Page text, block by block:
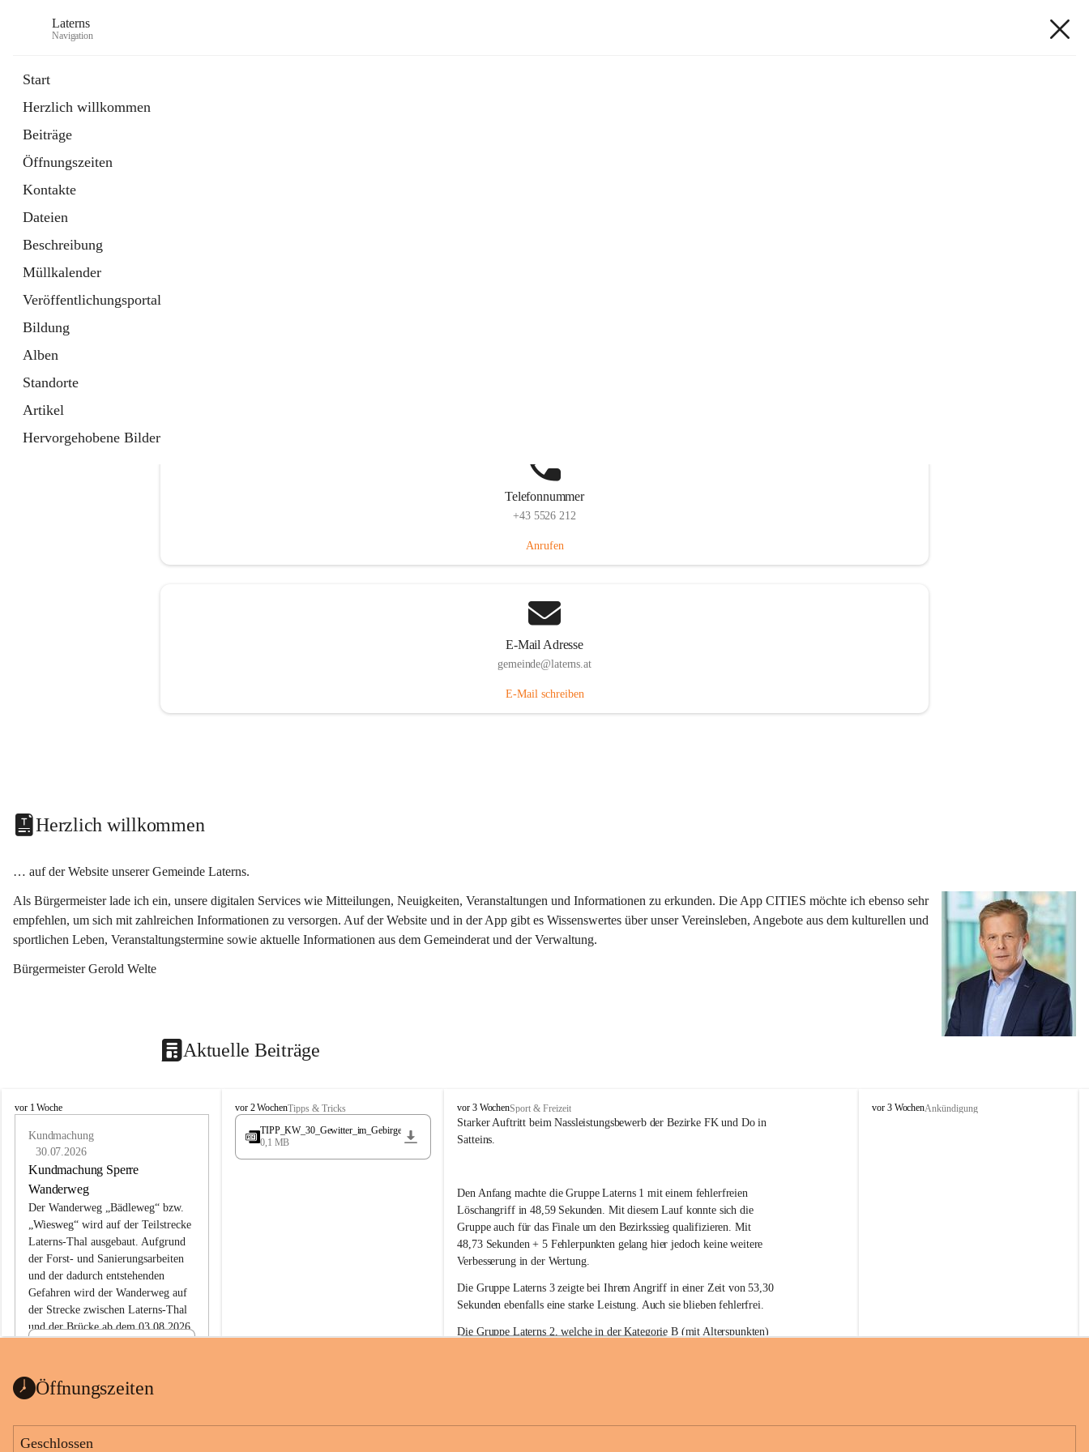
Laterns
Navigation
Start
Herzlich willkommen
Beiträge
Öffnungszeiten
Kontakte
Dateien
Beschreibung
Müllkalender
Veröffentlichungsportal
Bildung
Alben
Standorte
Artikel
Hervorgehobene Bilder
Telefonnummer
+43 5526 212
Anrufen
E-Mail Adresse
gemeinde@laterns.at
E-Mail schreiben
Herzlich willkommen
… auf der Website unserer Gemeinde Laterns.
Als Bürgermeister lade ich ein, unsere digitalen Services wie Mitteilungen, Neuigkeiten, Veranstaltungen und Informationen zu erkunden. Die App CITIES möchte ich ebenso sehr
empfehlen, um sich mit zahlreichen Informationen zu versorgen. Auf der Website und in der App gibt es Wissenswertes über unser Vereinsleben, Angebote aus dem kulturellen und
sportlichen Leben, Veranstaltungstermine sowie aktuelle Informationen aus dem Gemeinderat und der Verwaltung.
Bürgermeister Gerold Welte
Aktuelle Beiträge
L
vor 1 Woche
Kundmachung
30.07.2026
Kundmachung Sperre
Wanderweg
Der Wanderweg „Bädleweg“ bzw.
„Wiesweg“ wird auf der Teilstrecke
Laterns-Thal ausgebaut. Aufgrund
der Forst- und Sanierungsarbeiten
und der dadurch entstehenden
Gefahren wird der Wanderweg auf
der Strecke zwischen Laterns-Thal
und der Brücke ab dem 03.08.2026
ht
1 Seite•0,1 MB
L
a
e
vor 2 WochenTipps & Tricks
TIPP_KW_30_Gewitter_im_Gebirge
0,1 MB
F
r
e
l
l
i
g
e
F
e
u
e
r
w
t
vor 3 WochenSport & Freizeit
Starker Auftritt beim Nassleistungsbewerb der Bezirke FK und Do in
Satteins.
Den Anfang machte die Gruppe Laterns 1 mit einem fehlerfreien
Löschangriff in 48,59 Sekunden. Mit diesem Lauf konnte sich die
Gruppe auch für das Finale um den Bezirkssieg qualifizieren. Mit
48,73 Sekunden + 5 Fehlerpunkten gelang hier jedoch keine weitere
Verbesserung in der Wertung.
Die Gruppe Laterns 3 zeigte bei Ihrem Angriff in einer Zeit von 53,30
Sekunden ebenfalls eine starke Leistung. Auch sie blieben fehlerfrei.
Die Gruppe Laterns 2, welche in der Kategorie B (mit Alterspunkten)
L
vor 3 WochenAnkündigung
Öffnungszeiten
Geschlossen